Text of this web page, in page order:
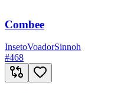
Combee
InsetoVoadorSinnoh
#468